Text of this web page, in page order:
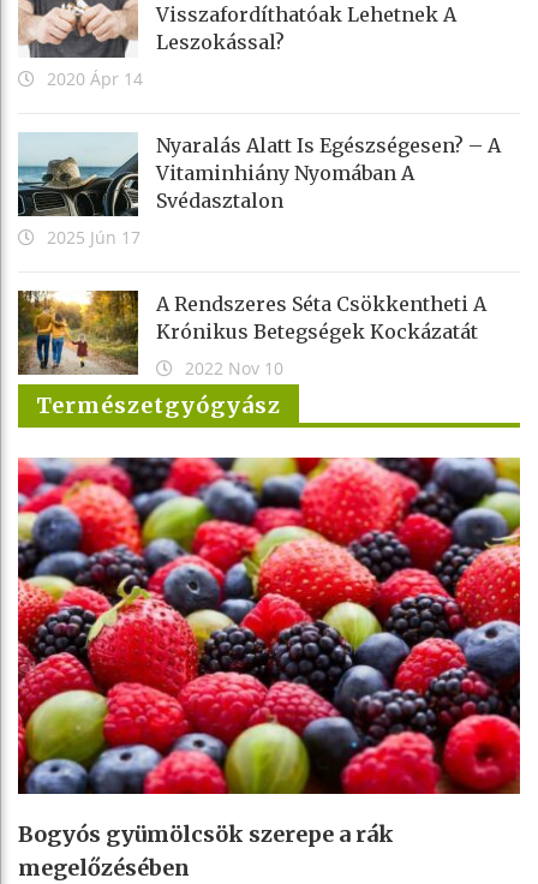
Visszafordíthatóak Lehetnek A
Leszokással?
2020 Ápr 14
Nyaralás Alatt Is Egészségesen? – A
Vitaminhiány Nyomában A
Svédasztalon
2025 Jún 17
A Rendszeres Séta Csökkentheti A
Krónikus Betegségek Kockázatát
2022 Nov 10
Természetgyógyász
Bogyós gyümölcsök szerepe a rák
megelőzésében